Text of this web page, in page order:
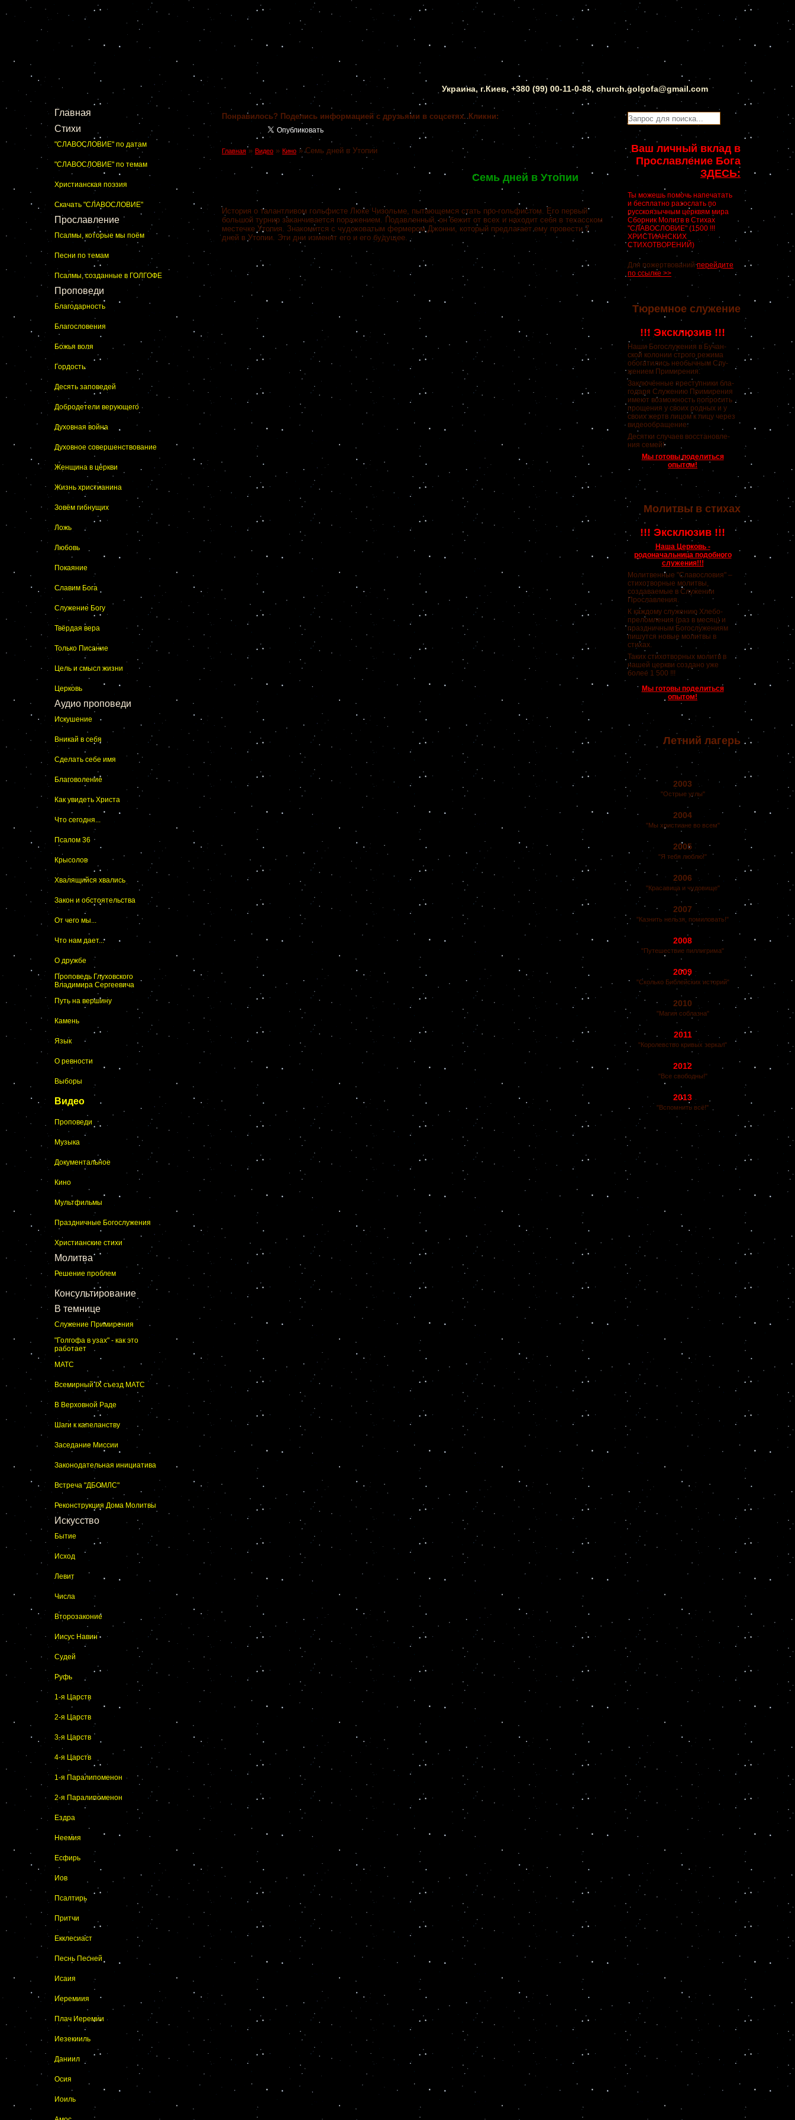
Украина, г.Киев, +380 (99) 00-11-0-88, church.golgofa@gmail.com
Главная
Стихи
"СЛАВОСЛОВИЕ" по датам
"СЛАВОСЛОВИЕ" по темам
Христианская поэзия
Скачать "СЛАВОСЛОВИЕ"
Прославление
Псалмы, которые мы поём
Песни по темам
Псалмы, созданные в ГОЛГОФЕ
Проповеди
Благодарность
Благословения
Божья воля
Гордость
Десять заповедей
Добродетели верующего
Духовная война
Духовное совершенствование
Женщина в церкви
Жизнь христианина
Зовём гибнущих
Ложь
Любовь
Покаяние
Славим Бога
Служение Богу
Твёрдая вера
Только Писание
Цель и смысл жизни
Церковь
Аудио проповеди
Искушение
Вникай в себя
Сделать себе имя
Благоволение
Как увидеть Христа
Что сегодня...
Псалом 36
Крысолов
Хвалящийся хвались
Закон и обстоятельства
От чего мы...
Что нам дает...
О дружбе
Проповедь Глуховского
Владимира Сергеевича
Путь на вершину
Камень
Язык
О ревности
Выборы
Видео
Проповеди
Музыка
Документальное
Кино
Мультфильмы
Праздничные Богослужения
Христианские стихи
Молитва
Решение проблем
Консультирование
В темнице
Служение Примирения
"Голгофа в узах" - как это
работает
МАТС
Всемирный IX съезд МАТС
В Верховной Раде
Шаги к капеланству
Заседание Миссии
Законодательная инициатива
Встреча "ДБОМЛС"
Реконструкция Дома Молитвы
Искусство
Бытие
Исход
Левит
Числа
Второзаконие
Иисус Навин
Судей
Руфь
1-я Царств
2-я Царств
3-я Царств
4-я Царств
1-я Паралипоменон
2-я Паралипоменон
Ездра
Неемия
Есфирь
Иов
Псалтирь
Притчи
Екклесиаст
Песнь Песней
Исаия
Иеремиия
Плач Иеремии
Иезекииль
Даниил
Осия
Иоиль
Понравилось? Поделись информацией с друзьями в соцсетях. Кликни:
Главная » Видео » Кино »Семь дней в Утопии
Семь дней в Утопии
История о талантливом гольфисте Люке Чизольме, пытающемся стать про-гольфистом. Его первый
большой турнир заканчивается поражением. Подавленный, он бежит от всех и находит себя в техасском
местечке Утопия. Знакомится с чудоковатым фермером Джонни, который предлагает ему провести 7
дней в Утопии. Эти дни изменят его и его будущее.
Ваш личный вклад в
Прославление Бога
ЗДЕСЬ:
Ты можешь помочь напечатать
и бесплатно разослать по
русскоязычным церквям мира
Сборник Молитв в Стихах
"СЛАВОСЛОВИЕ" (1500 !!!
ХРИСТИАНСКИХ
СТИХОТВОРЕНИЙ)
Для пожертвованийперейдите
по ссылке >>
Тюремное служение
!!! Эксклюзив !!!
Наши Богослужения в Бучан-
ской колонии строго режима
обогатились необычным Слу-
жением Примирения.
Заключённые преступники бла-
годаря Служению Примирения
имеют возможность попросить
прощения у своих родных и у
своих жертв лицом к лицу через
видеообращение.
Десятки случаев восстановле-
ния семей!
Мы готовы поделиться
опытом!
Молитвы в стихах
!!! Эксклюзив !!!
Наша Церковь -
родоначальница подобного
служения!!!
Молитвенные "Славословия" –
стихотворные молитвы,
создаваемые в Служении
Прославления.
К каждому служению Хлебо-
преломления (раз в месяц) и
праздничным Богослужениям
пишутся новые молитвы в
стихах.
Таких стихотворных молитв в
нашей церкви создано уже
более 1 500 !!!
Мы готовы поделиться
опытом!
Летний лагерь
2003
"Острые углы"
2004
"Мы христиане во всем"
2005
"Я тебя люблю!"
2006
"Красавица и чудовище"
2007
"Казнить нельзя, помиловать!"
2008
"Путешествие пиллигрима"
2009
"Сколько Библейских историй"
2010
"Магия соблазна"
2011
"Королевство кривых зеркал"
2012
"Все свободны!"
2013
"Вспомнить всё!"